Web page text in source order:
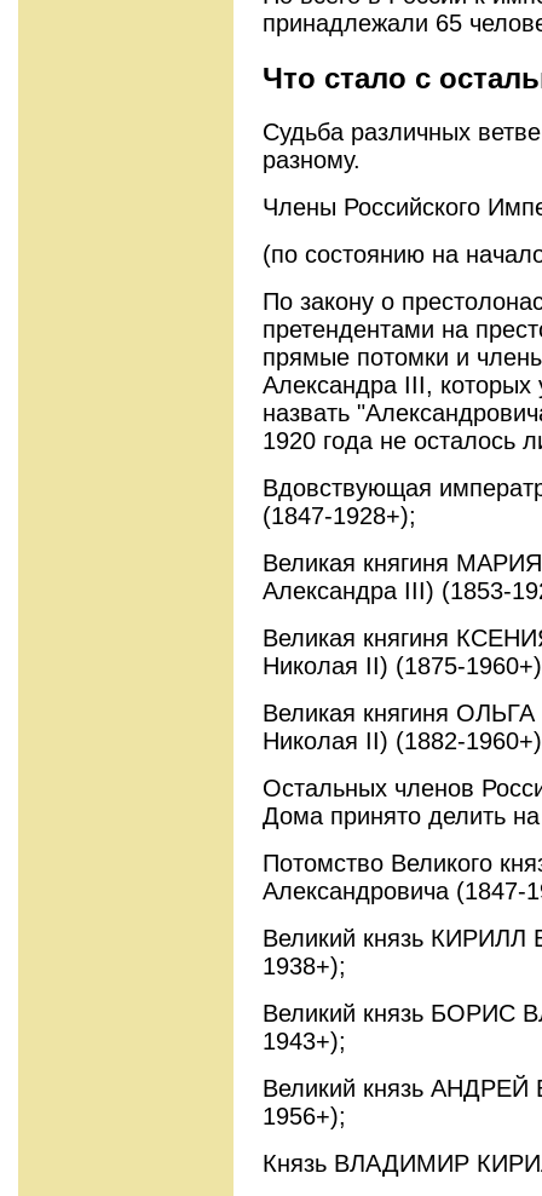
принадлежали 65
Что стало с
Судьба различных
разному.
Члены Российского
(по состоянию на
По закону о
претендентами на
прямые потомки и
Александра III,
назвать
1920 года не осталось
Вдовствующая
(1847-1928+);
Великая княгиня
Александра III) (1853-
Великая княгиня
Николая II) (1875-
Великая княгиня
Николая II) (1882-
Остальных членов
Дома принято делить
Потомство Великого
Александровича (1847-
Великий князь
1938+);
Великий князь
1943+);
Великий князь
1956+);
Князь ВЛАДИМИР